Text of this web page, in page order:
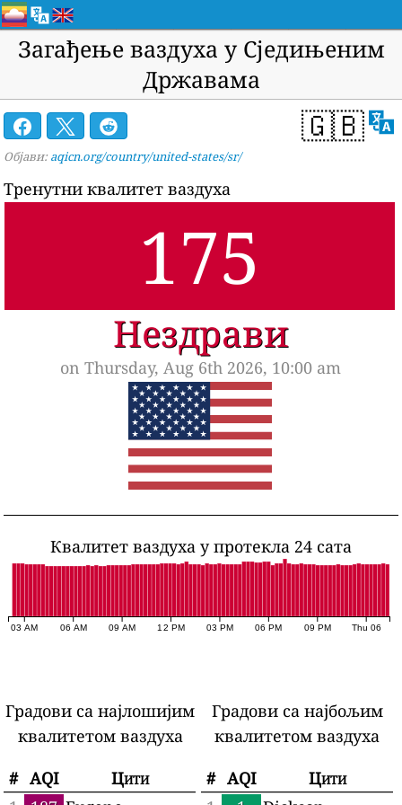
Загађење ваздуха у Сједињеним
Државама
🇬🇧
Објави: aqicn.org/country/united-states/sr/
Тренутни квалитет ваздуха
175
Нездрави
on Thursday, Aug 6th 2026, 10:00 am
Квалитет ваздуха у протекла 24 сата
03 AM 06 AM 09 AM 12 PM 03 PM 06 PM 09 PM Thu 06
Градови са најлошијим
квалитетом ваздуха
# AQI
Цити
Градови са најбољим
квалитетом ваздуха
# AQI
Цити